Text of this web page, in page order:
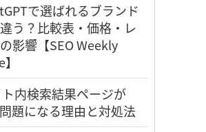
で選ばれるブランド
う？比較表・価格・レ
影響【SEO Weekly
内検索結果ページが
題になる理由と対処法